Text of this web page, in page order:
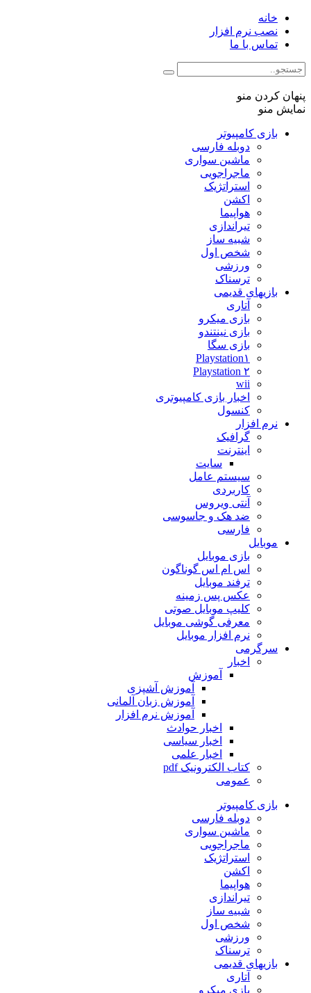
خانه
نصب نرم افزار
تماس با ما
پنهان کردن منو
نمایش منو
بازی کامپیوتر
دوبله فارسی
ماشین سواری
ماجراجویی
استراتژیک
اکشن
هواپیما
تیراندازی
شبیه ساز
شخص اول
ورزشی
ترسناک
بازیهای قدیمی
آتاری
بازی میکرو
بازی نینتندو
بازی سگا
Playstation۱
Playstation ۲
wii
اخبار بازی کامپیوتری
کنسول
نرم افزار
گرافیک
اینترنت
سایت
سیستم عامل
کاربردی
آنتی ویروس
ضد هک و جاسوسی
فارسی
موبایل
بازی موبایل
اس ام اس گوناگون
ترفند موبایل
عکس پس زمینه
کلیپ موبایل صوتی
معرفی گوشی موبایل
نرم افزار موبایل
سرگرمی
اخبار
آموزش
آموزش آشپزی
آموزش زبان آلمانی
آموزش نرم افزار
اخبار حوادث
اخبار سیاسی
اخبار علمی
کتاب الکترونیک pdf
عمومی
بازی کامپیوتر
دوبله فارسی
ماشین سواری
ماجراجویی
استراتژیک
اکشن
هواپیما
تیراندازی
شبیه ساز
شخص اول
ورزشی
ترسناک
بازیهای قدیمی
آتاری
بازی میکرو